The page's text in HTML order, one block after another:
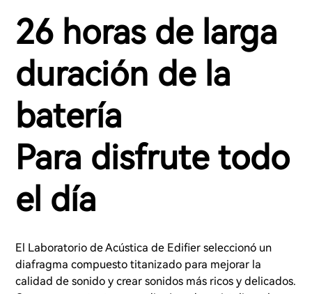
26 horas de larga
duración de la
batería
Para disfrute todo
el día
El Laboratorio de Acústica de Edifier seleccionó un
diafragma compuesto titanizado para mejorar la
calidad de sonido y crear sonidos más ricos y delicados.